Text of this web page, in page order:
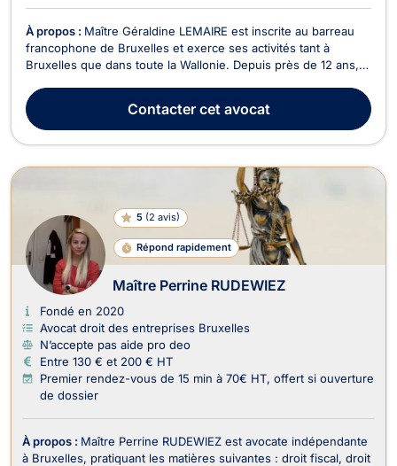
À propos : Maître Géraldine LEMAIRE est inscrite au barreau
francophone de Bruxelles et exerce ses activités tant à
Bruxelles que dans toute la Wallonie. Depuis près de 12 ans,
en droit social. En 2020, elle s’est associée avec d’autres
avocats et a fondé le cabinet « Lem...
Contactercet avocat
5 (2 avis)
Répond rapidement
Maître Perrine RUDEWIEZ
Fondé en 2020
Avocat droit des entreprises Bruxelles
N’accepte pas aide pro deo
Entre 130 € et 200 € HT
Premier rendez-vous de 15 min à 70€ HT, offert si ouverture
de dossier
À propos : Maître Perrine RUDEWIEZ est avocate indépendante
à Bruxelles, pratiquant les matières suivantes : droit fiscal, droit